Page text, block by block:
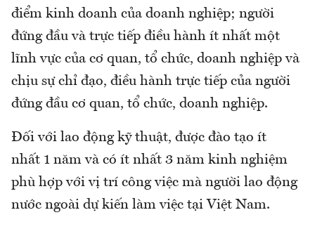
điểm kinh doanh của doanh nghiệp; người
đứng đầu và trực tiếp điều hành ít nhất một
lĩnh vực của cơ quan, tổ chức, doanh nghiệp và
chịu sự chỉ đạo, điều hành trực tiếp của người
đứng đầu cơ quan, tổ chức, doanh nghiệp.
Đối với lao động kỹ thuật, được đào tạo ít
nhất 1 năm và có ít nhất 3 năm kinh nghiệm
phù hợp với vị trí công việc mà người lao động
nước ngoài dự kiến làm việc tại Việt Nam.